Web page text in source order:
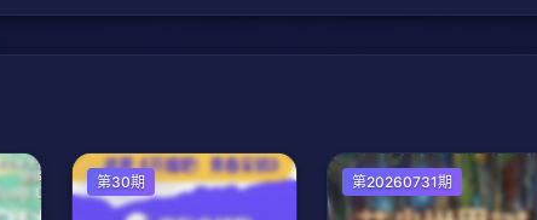
第30期 第20260731期